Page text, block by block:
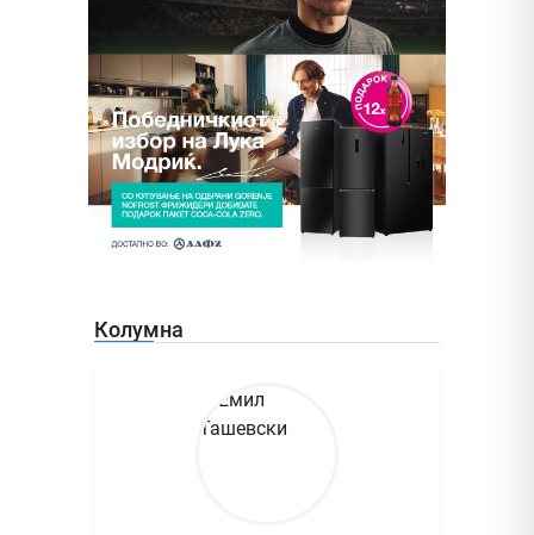
Колумна